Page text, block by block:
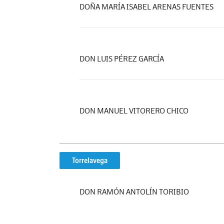
DOÑA MARÍA ISABEL ARENAS FUENTES
DON LUIS PÉREZ GARCÍA
DON MANUEL VITORERO CHICO
Torrelavega
DON RAMÓN ANTOLÍN TORIBIO